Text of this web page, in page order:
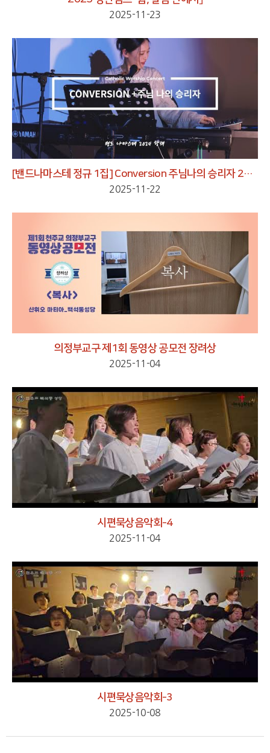
2025-11-23
[밴드나마스테 정규 1집] Conversion 주님나의 승리자 2024 항해 4K LIVE REC
2025-11-22
의정부교구 제1회 동영상 공모전 장려상
2025-11-04
시편묵상음악회-4
2025-11-04
시편묵상음악회-3
2025-10-08